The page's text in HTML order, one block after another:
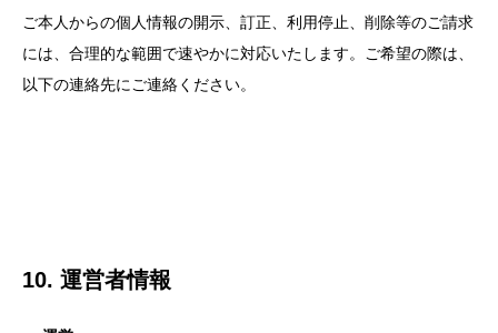
ご本人からの個人情報の開示、訂正、利用停止、削除等のご請求
には、合理的な範囲で速やかに対応いたします。ご希望の際は、
以下の連絡先にご連絡ください。
10. 運営者情報